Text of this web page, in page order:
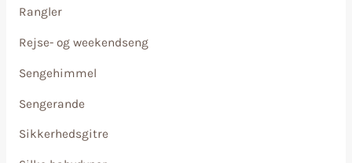
Rangler
Rejse- og weekendseng
Sengehimmel
Sengerande
Sikkerhedsgitre